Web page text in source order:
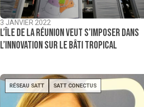
3 JANVIER 2022
L’île de La Réunion veut s’imposer dans
l’innovation sur le bâti tropical
RÉSEAU SATT SATT CONECTUS